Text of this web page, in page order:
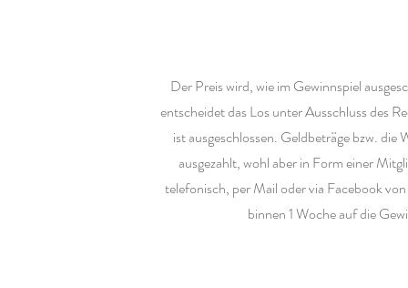
Der Preis wird, wie im Gewinnspiel
entscheidet das Los unter Ausschluss des
ist ausgeschlossen. Geldbeträge bzw.
ausgezahlt, wohl aber in Form einer
telefonisch, per Mail oder via Facebook
binnen 1 Woche auf die